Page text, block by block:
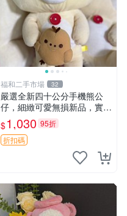
福和二手市場 32
嚴選全新四十公分手機熊公
仔，細緻可愛無損新品，實拍
展現萌趣風采 潘朵拉 熊抱枕
$1,030 95折
折扣碼